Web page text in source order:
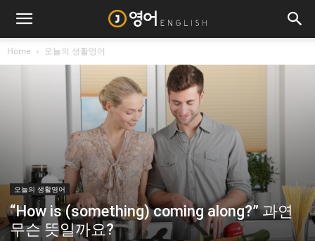
Home 오늘의 생활영어
오늘의 생활영어
“How is (something) coming along?” 과연
무슨 뜻일까요?